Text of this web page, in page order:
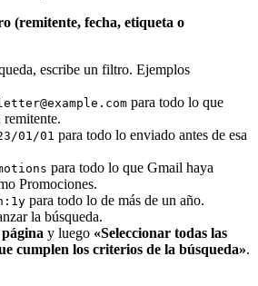
(remitente, fecha, etiqueta o
escribe un filtro. Ejemplos
para todo lo que
01/01 para todo lo enviado antes de esa
para todo lo que Gmail haya
Promociones.
para todo lo de más de un año.
la búsqueda.
y luego «Seleccionar todas las
cumplen los criterios de la búsqueda».